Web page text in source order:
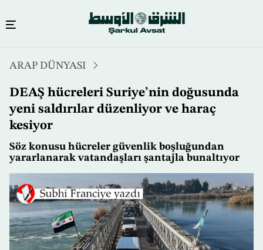
atla
ARAP DÜNYASI
DEAŞ hücreleri Suriye’nin doğusunda
yeni saldırılar düzenliyor ve haraç
kesiyor
Söz konusu hücreler güvenlik boşluğundan
yararlanarak vatandaşları şantajla bunaltıyor